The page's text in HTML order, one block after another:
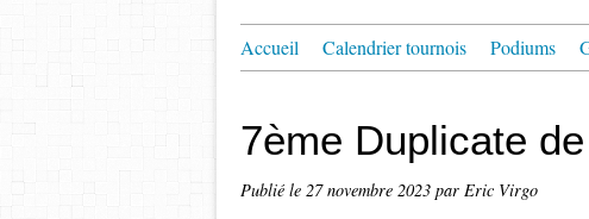
Accueil Calendrier tournois Podiums
7ème Duplicate
Publié le 27 novembre 2023 par Eric Virgo